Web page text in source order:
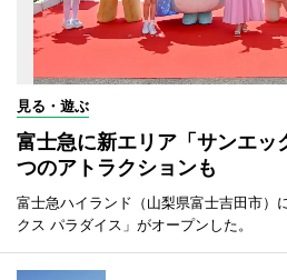
見る・遊ぶ
富士急に新エリア「サンエ
つのアトラクションも
富士急ハイランド（山梨県富士吉田市）
クス パラダイス」がオープンした。